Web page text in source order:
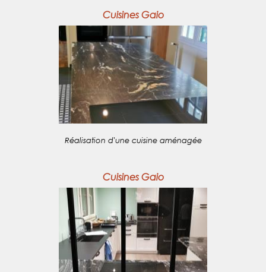
Cuisines Gaio
Réalisation d'une cuisine aménagée
Cuisines Gaio